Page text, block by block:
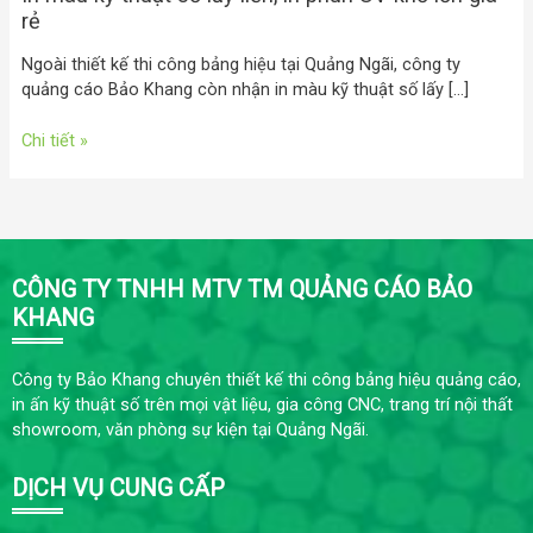
rẻ
Ngoài thiết kế thi công bảng hiệu tại Quảng Ngãi, công ty
quảng cáo Bảo Khang còn nhận in màu kỹ thuật số lấy […]
Chi tiết »
CÔNG TY TNHH MTV TM QUẢNG CÁO BẢO
KHANG
Công ty Bảo Khang chuyên thiết kế thi công bảng hiệu quảng cáo,
in ấn kỹ thuật số trên mọi vật liệu, gia công CNC, trang trí nội thất
showroom, văn phòng sự kiện tại Quảng Ngãi.
DỊCH VỤ CUNG CẤP